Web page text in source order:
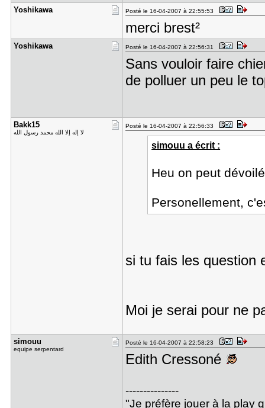
Yoshikawa Posté le 16-04-2007 à 22:55:53
merci brest²
Yoshikawa Posté le 16-04-2007 à 22:56:31
Sans vouloir faire
de polluer un peu le
Bakk15
لا إله إلا الله محمد رسول الله
Posté le 16-04-2007 à 22:56:33
simouu a écrit :
Heu on peut
Personellement,
si tu fais les question
Moi je serai pour ne
simouu
equipe serpentard
Posté le 16-04-2007 à 22:58:23
Edith Cressoné
---------------
"Je préfère jouer à la play